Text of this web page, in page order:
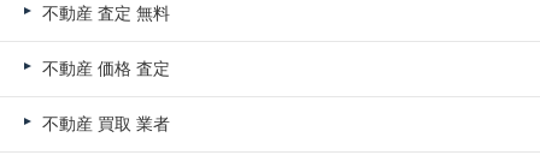
不動産 査定 無料
不動産 価格 査定
不動産 買取 業者